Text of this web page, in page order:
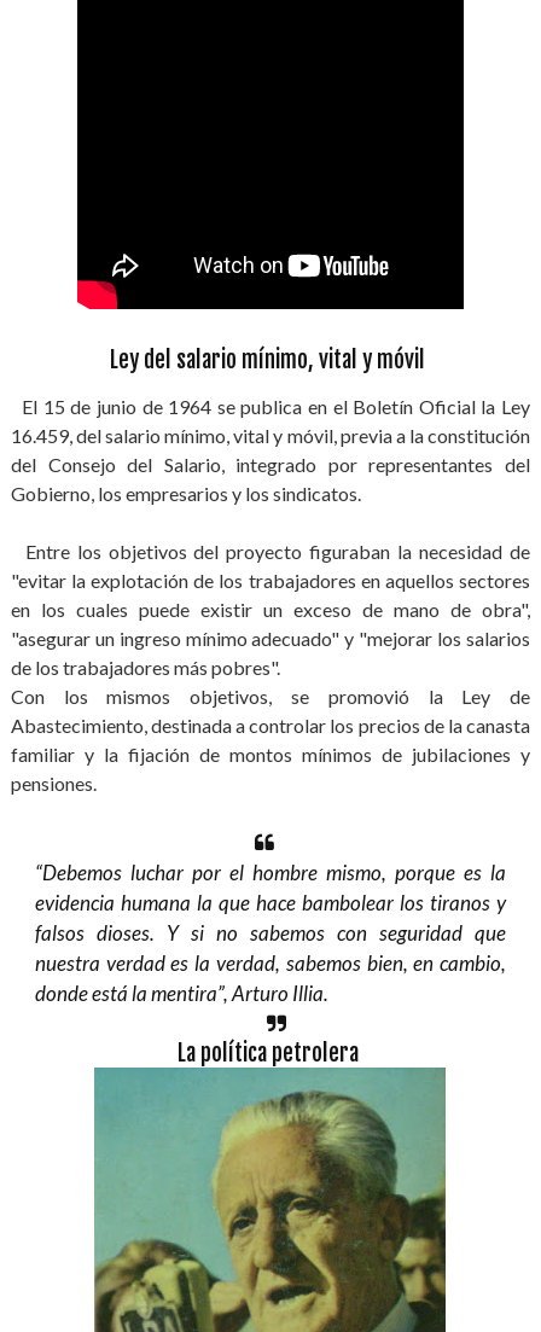
Ley del salario mínimo, vital y móvil
El 15 de junio de 1964 se publica en el Boletín Oficial la Ley
16.459, del salario mínimo, vital y móvil, previa a la constitución
del Consejo del Salario, integrado por representantes del
Gobierno, los empresarios y los sindicatos.
Entre los objetivos del proyecto figuraban la necesidad de
"evitar la explotación de los trabajadores en aquellos sectores
en los cuales puede existir un exceso de mano de obra",
"asegurar un ingreso mínimo adecuado" y "mejorar los salarios
de los trabajadores más pobres".
Con los mismos objetivos, se promovió la Ley de
Abastecimiento, destinada a controlar los precios de la canasta
familiar y la fijación de montos mínimos de jubilaciones y
pensiones.
“Debemos luchar por el hombre mismo, porque es la
evidencia humana la que hace bambolear los tiranos y
falsos dioses. Y si no sabemos con seguridad que
nuestra verdad es la verdad, sabemos bien, en cambio,
donde está la mentira”, Arturo Illia.
La política petrolera